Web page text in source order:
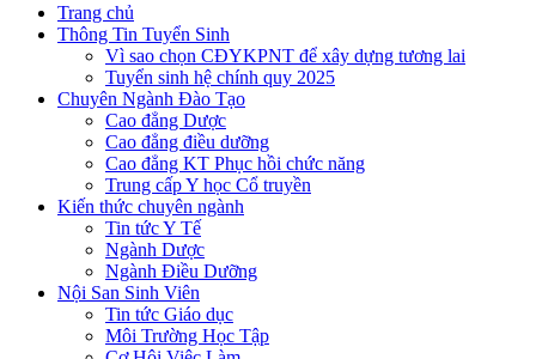
Trang chủ
Thông Tin Tuyển Sinh
Vì sao chọn CĐYKPNT để xây dựng tương lai
Tuyển sinh hệ chính quy 2025
Chuyên Ngành Đào Tạo
Cao đẳng Dược
Cao đẳng điều dưỡng
Cao đẳng KT Phục hồi chức năng
Trung cấp Y học Cổ truyền
Kiến thức chuyên ngành
Tin tức Y Tế
Ngành Dược
Ngành Điều Dưỡng
Nội San Sinh Viên
Tin tức Giáo dục
Môi Trường Học Tập